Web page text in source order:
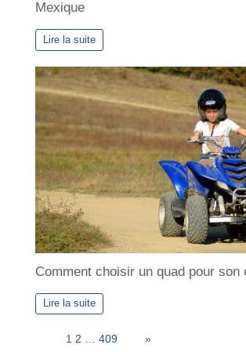
Mexique
Lire la suite
Comment choisir un quad pour son
Lire la suite
1 2 409 »